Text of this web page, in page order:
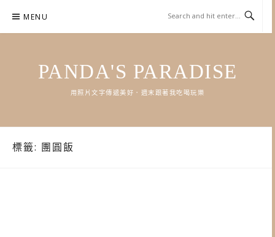
content
MENU
PANDA'S PARADISE
用照片文字傳遞美好．週末跟著我吃喝玩樂
標籤: 團圓飯